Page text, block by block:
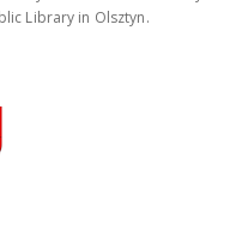
Library in Olsztyn.